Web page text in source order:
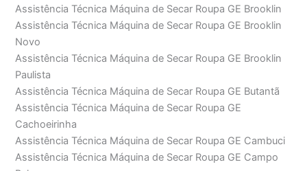
Assistência Técnica Máquina de Secar Roupa GE Brooklin
Assistência Técnica Máquina de Secar Roupa GE Brooklin
Novo
Assistência Técnica Máquina de Secar Roupa GE Brooklin
Paulista
Assistência Técnica Máquina de Secar Roupa GE Butantã
Assistência Técnica Máquina de Secar Roupa GE
Cachoeirinha
Assistência Técnica Máquina de Secar Roupa GE Cambuci
Assistência Técnica Máquina de Secar Roupa GE Campo